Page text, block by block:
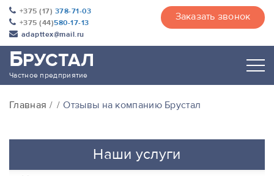
+375 (17) 378-71-03
+375 (44)580-17-13
adapttex@mail.ru
Заказать звонок
БРУСТАЛ
Частное предприятие
Главная Отзывы на компанию Брустал
Наши услуги